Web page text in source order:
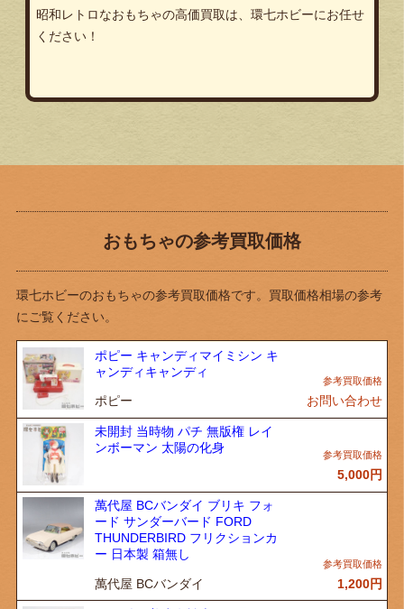
昭和レトロなおもちゃの高価買取は、環七ホビーにお任せ
ください！
おもちゃの参考買取価格
環七ホビーのおもちゃの参考買取価格です。買取価格相場の参考
にご覧ください。
ポピー キャンディマイミシン キ
ャンディキャンディ
ポピー お問い合わせ
未開封 当時物 パチ 無版権 レイ
ンボーマン 太陽の化身
5,000円
萬代屋 BCバンダイ ブリキ フォ
ード サンダーバード FORD
THUNDERBIRD フリクションカ
ー 日本製 箱無し
萬代屋 BCバンダイ 1,200円